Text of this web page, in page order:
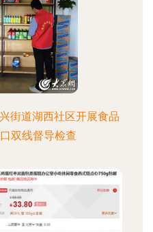
街道湖西社区开展食品
双线督导检查